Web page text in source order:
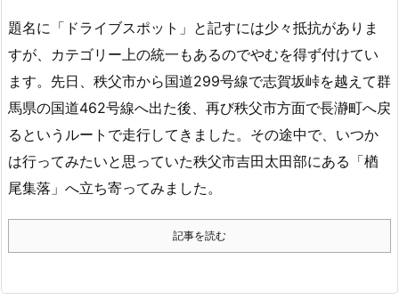
題名に「ドライブスポット」と記すには少々抵抗がありま
すが、カテゴリー上の統一もあるのでやむを得ず付けてい
ます。先日、秩父市から国道299号線で志賀坂峠を越えて群
馬県の国道462号線へ出た後、再び秩父市方面で長瀞町へ戻
るというルートで走行してきました。その途中で、いつか
は行ってみたいと思っていた秩父市吉田太田部にある「楢
尾集落」へ立ち寄ってみました。
記事を読む